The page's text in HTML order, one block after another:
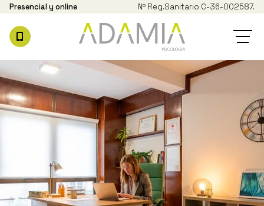
Presencial y online Nº Reg.Sanitario C-36-002587.